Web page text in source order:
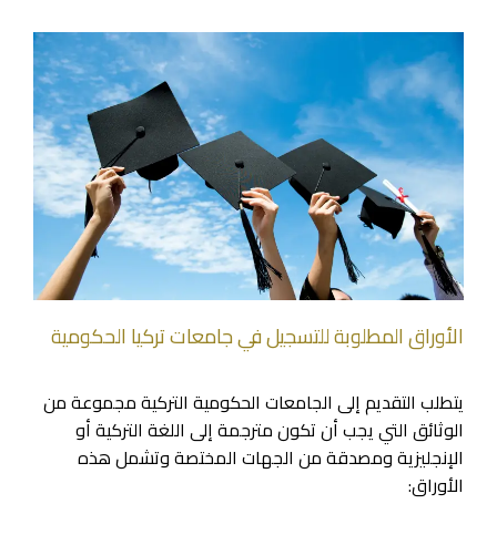
الأوراق المطلوبة للتسجيل في جامعات تركيا الحكومية
يتطلب التقديم إلى الجامعات الحكومية التركية مجموعة من
الوثائق التي يجب أن تكون مترجمة إلى اللغة التركية أو
الإنجليزية ومصدقة من الجهات المختصة وتشمل هذه
الأوراق: